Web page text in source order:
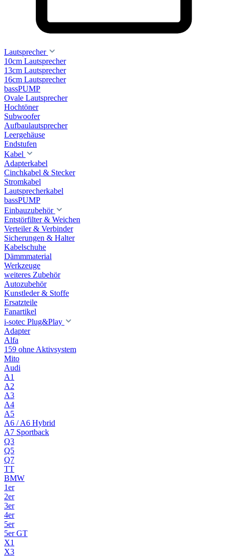
Lautsprecher
10cm Lautsprecher
13cm Lautsprecher
16cm Lautsprecher
bassPUMP
Ovale Lautsprecher
Hochtöner
Subwoofer
Aufbaulautsprecher
Leergehäuse
Endstufen
Kabel
Adapterkabel
Cinchkabel & Stecker
Stromkabel
Lautsprecherkabel
bassPUMP
Einbauzubehör
Entstörfilter & Weichen
Verteiler & Verbinder
Sicherungen & Halter
Kabelschuhe
Dämmmaterial
Werkzeuge
weiteres Zubehör
Autozubehör
Kunstleder & Stoffe
Ersatzteile
Fanartikel
i-sotec Plug&Play
Adapter
Alfa
159 ohne Aktivsystem
Mito
Audi
A1
A2
A3
A4
A5
A6 / A6 Hybrid
A7 Sportback
Q3
Q5
Q7
TT
BMW
1er
2er
3er
4er
5er
5er GT
X1
X3